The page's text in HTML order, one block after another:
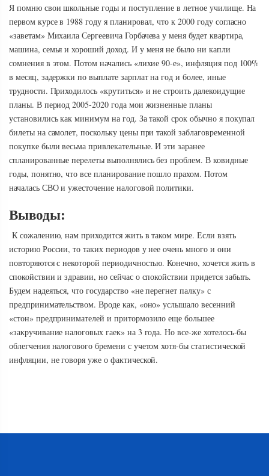
Я помню свои школьные годы и поступление в летное училище. На
первом курсе в 1988 году я планировал, что к 2000 году согласно
«заветам» Михаила Сергеевича Горбачева у меня будет квартира,
машина, семья и хороший доход. И у меня не было ни капли
сомнения в этом. Потом начались «лихие 90-е», инфляция под 100%
в месяц, задержки по выплате зарплат на год и более, иные
трудности. Приходилось «крутиться» и не строить далекоидущие
планы. В период 2005-2020 года мои жизненные планы
установились как минимум на год. За такой срок обычно я покупал
билеты на самолет, поскольку цены при такой заблаговременной
покупке были весьма привлекательные. И эти заранее
спланированные перелеты выполнялись без проблем. В ковидные
годы, понятно, что все планирование пошло прахом. Потом
началась СВО и ужесточение налоговой политики.
Выводы:
К сожалению, нам приходится жить в таком мире. Если взять
историю России, то таких периодов у нее очень много и они
повторяются с некоторой периодичностью. Конечно, хочется жить в
спокойствии и здравии, но сейчас о спокойствии придется забыть.
Будем надеяться, что государство «не перегнет палку» с
предпринимательством. Вроде как, «оно» услышало весенний
«стон» предпринимателей и притормозило еще большее
«закручивание налоговых гаек» на 3 года. Но все-же хотелось-бы
облегчения налогового бремени с учетом хотя-бы статистической
инфляции, не говоря уже о фактической.